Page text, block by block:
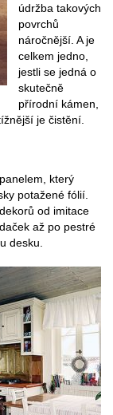
údržba takových
povrchů
náročnější. A je
celkem jedno,
jestli se jedná o
skutečně
přírodní kámen,
je čistění.
který
potažené fólií.
od imitace
až po pestré
desku.